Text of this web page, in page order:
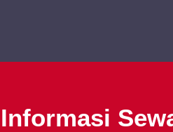
Informasi